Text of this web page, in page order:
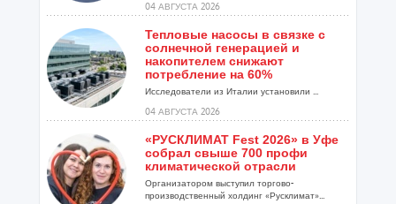
04 АВГУСТА 2026
Тепловые насосы в связке с
солнечной генерацией и
накопителем снижают
потребление на 60%
Исследователи из Италии установили ...
04 АВГУСТА 2026
«РУСКЛИМАТ Fest 2026» в Уфе
собрал свыше 700 профи
климатической отрасли
Организатором выступил торгово-
производственный холдинг «Русклимат»...